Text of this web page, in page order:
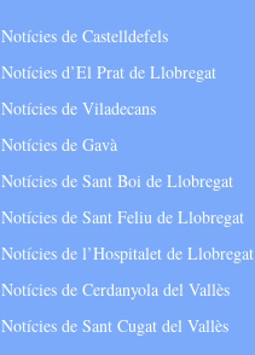
Notícies de Castelldefels
Notícies d’El Prat de Llobregat
Notícies de Viladecans
Notícies de Gavà
Notícies de Sant Boi de Llobregat
Notícies de Sant Feliu de Llobregat
Notícies de l’Hospitalet de Llobregat
Notícies de Cerdanyola del Vallès
Notícies de Sant Cugat del Vallès